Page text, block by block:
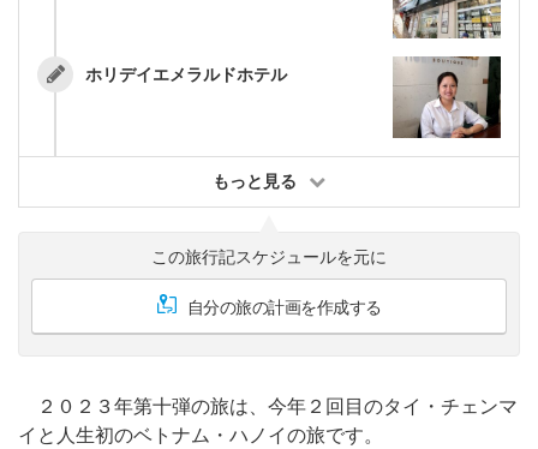
ホリデイエメラルドホテル
もっと見る
この旅行記スケジュールを元に
自分の旅の計画を作成する
２０２３年第十弾の旅は、今年２回目のタイ・チェンマ
イと人生初のベトナム・ハノイの旅です。